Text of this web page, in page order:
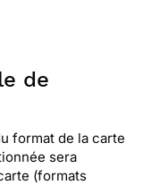
de
format de la carte
sera
(formats